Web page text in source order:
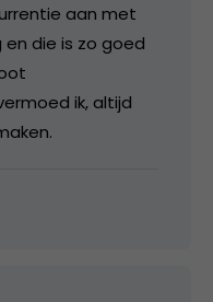
aan met
die is zo goed
ik, altijd